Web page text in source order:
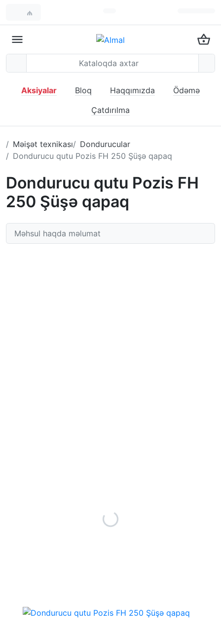
₼
Aksiyalar Bloq Haqqımızda
Ödəmə
Çatdırılma
Məişət texnikası
Dondurucular
Dondurucu qutu Pozis FH 250 Şüşə qapaq
Dondurucu qutu Pozis FH
250 Şüşə qapaq
Məhsul haqda məlumat